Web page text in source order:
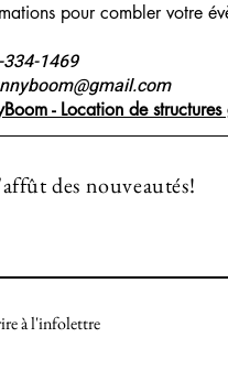
pour combler votre
1469
- Location de
des nouveautés!
à l'infolettre